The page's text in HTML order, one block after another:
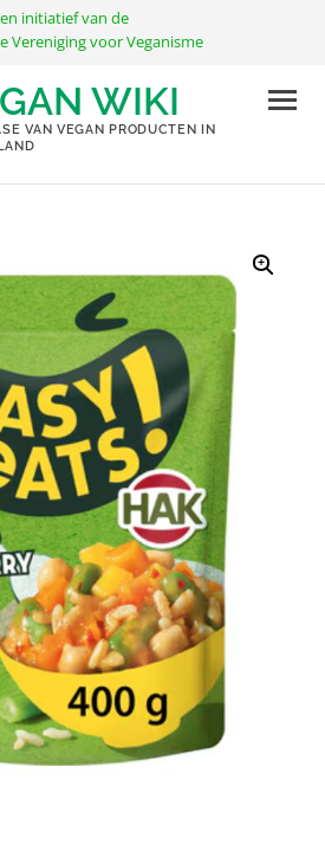
initiatief van de
Vereniging voor Veganisme
WIKI
VAN VEGAN PRODUCTEN IN